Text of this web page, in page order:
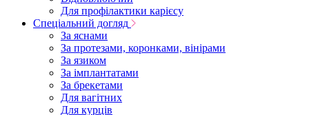
Для профілактики карієсу
Спеціальний догляд
За яснами
За протезами, коронками, вінірами
За язиком
За імплантатами
За брекетами
Для вагітних
Для курців